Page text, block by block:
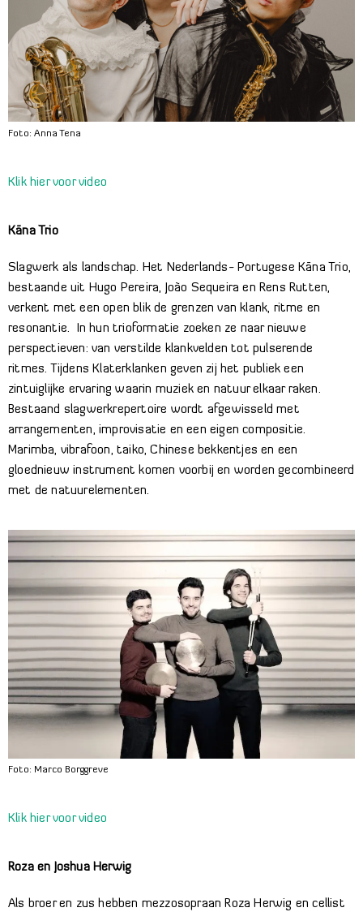
Foto: Anna Tena
Klik hier voor video
Kāna Trio
Slagwerk als landschap. Het Nederlands- Portugese Kāna Trio,
bestaande uit Hugo Pereira, João Sequeira en Rens Rutten,
verkent met een open blik de grenzen van klank, ritme en
resonantie. In hun trioformatie zoeken ze naar nieuwe
perspectieven: van verstilde klankvelden tot pulserende
ritmes. Tijdens Klaterklanken geven zij het publiek een
zintuiglijke ervaring waarin muziek en natuur elkaar raken.
Bestaand slagwerkrepertoire wordt afgewisseld met
arrangementen, improvisatie en een eigen compositie.
Marimba, vibrafoon, taiko, Chinese bekkentjes en een
gloednieuw instrument komen voorbij en worden gecombineerd
met de natuurelementen.
Foto: Marco Borggreve
Klik hier voor video
Roza en Joshua Herwig
Als broer en zus hebben mezzosopraan Roza Herwig en cellist